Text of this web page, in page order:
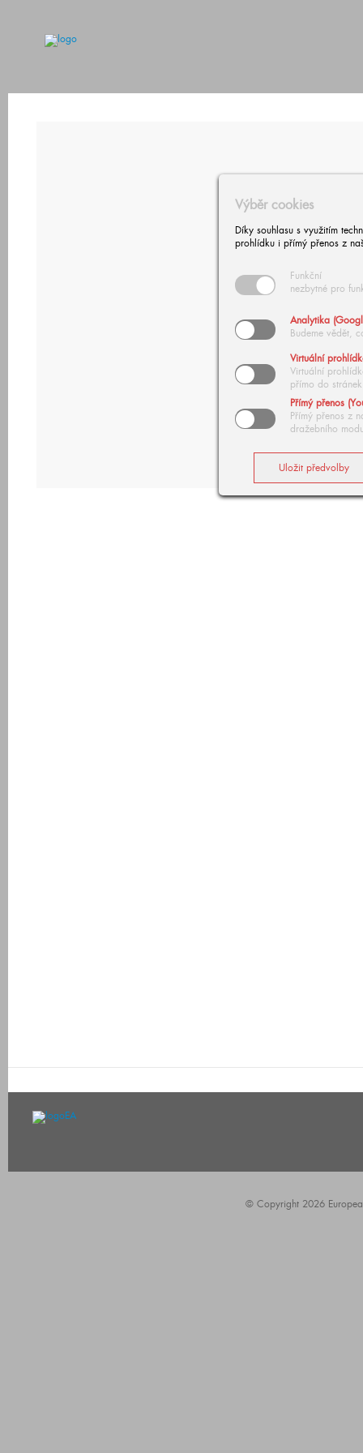
Výběr cookies
Díky souhlasu s využitím
prohlídku i přímý přenos z
Funkční
nezbytné pro
Analytika
Budeme vědět,
Virtuální
Virtuální
přímo do stránek
Přímý přenos
Přímý přenos z
dražebního
© Copyright 2026